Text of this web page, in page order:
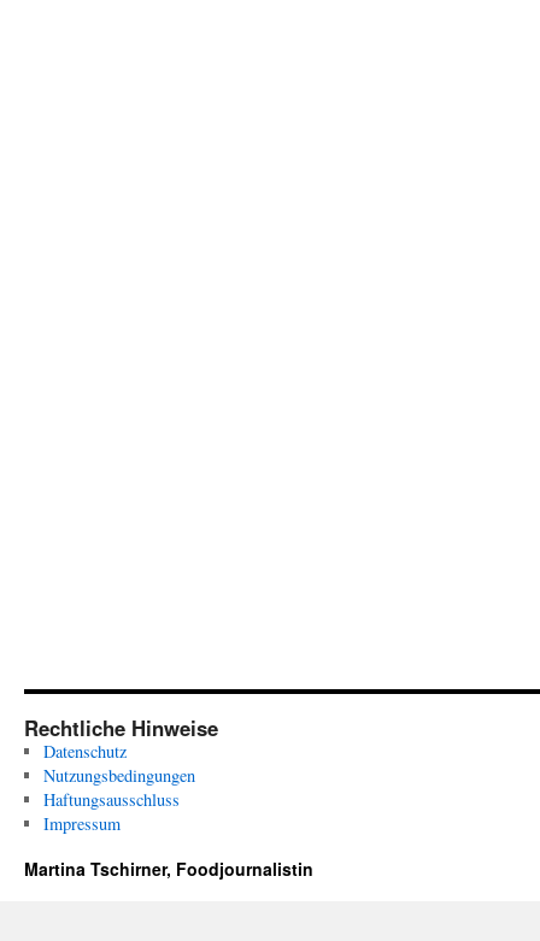
Rechtliche Hinweise
Datenschutz
Nutzungsbedingungen
Haftungsausschluss
Impressum
Martina Tschirner, Foodjournalistin